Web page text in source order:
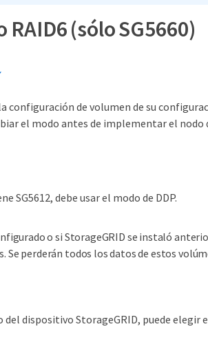
(sólo SG5660)
configuración de volumen de su
el modo antes de implementar el
SG5612, debe usar el modo de DDP.
o si StorageGRID se instaló
Se perderán todos los datos de estos
dispositivo StorageGRID, puede elegir